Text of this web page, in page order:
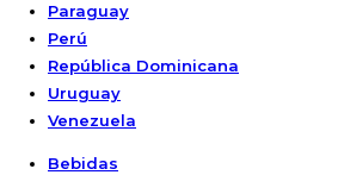
Paraguay
Perú
República Dominicana
Uruguay
Venezuela
Bebidas